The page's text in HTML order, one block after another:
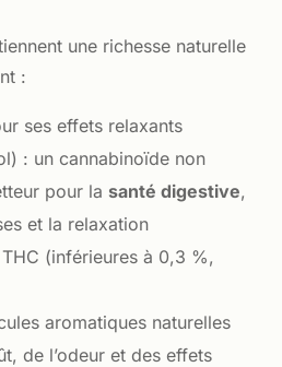
une richesse naturelle
:
ses effets relaxants
: un cannabinoïde non
pour la santé digestive,
et la relaxation
(inférieures à 0,3 %,
aromatiques naturelles
de l’odeur et des effets